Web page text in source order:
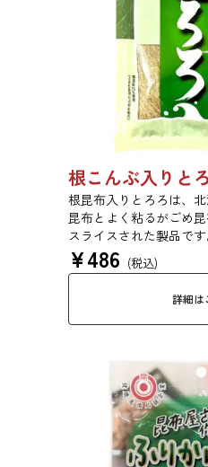
根昆布入りとろろは、
昆布とよく粘るがごめ
スライスされた製品で
りがあり、昆布本来の
だけます。現代の食生
¥486 (税込)
詳細は